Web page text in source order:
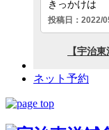
ネット予約